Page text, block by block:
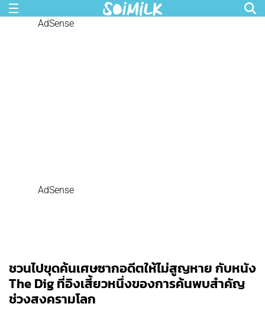
AdSense
AdSense
ชวนไปขุดค้นเศษซากอดีตให้ไม่สูญหาย กับหนัง
The Dig ที่อิงเสี้ยวหนึ่งของการค้นพบสำคัญ
ช่วงสงครามโลก